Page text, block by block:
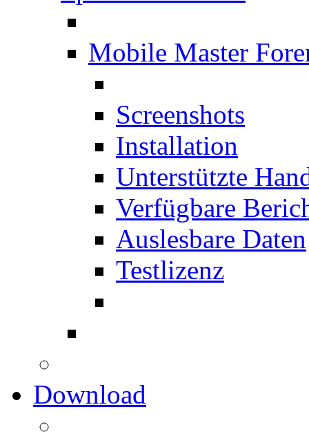
Mobile Master
Screenshots
Installation
Unterstützte
Verfügbare
Auslesbare Daten
Testlizenz
Download